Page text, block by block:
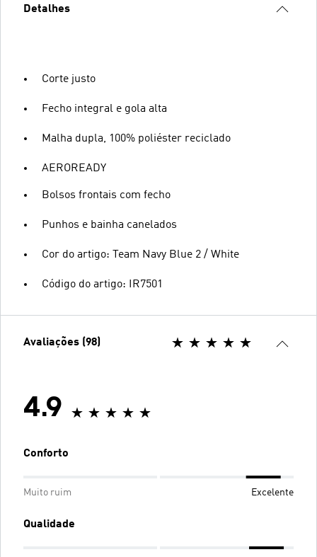
Detalhes
Corte justo
Fecho integral e gola alta
Malha dupla, 100% poliéster reciclado
AEROREADY
Bolsos frontais com fecho
Punhos e bainha canelados
Cor do artigo: Team Navy Blue 2 / White
Código do artigo: IR7501
Avaliações (98)
4.9
Conforto
Muito ruim Excelente
Qualidade